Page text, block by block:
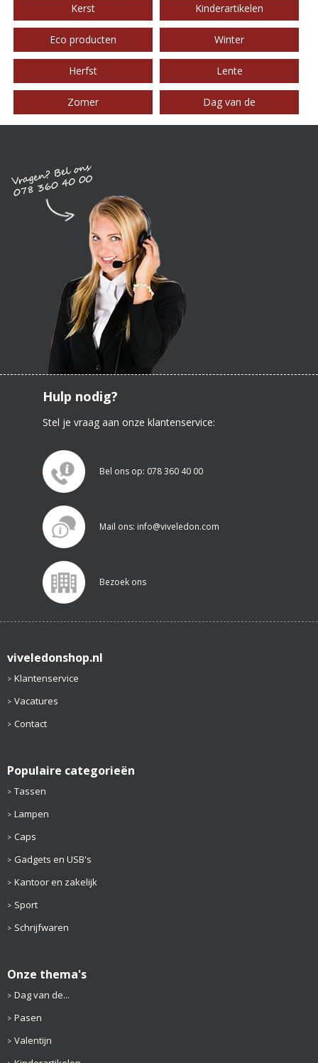
Kerst Kinderartikelen
Eco producten Winter
Herfst Lente
Zomer Dag van de
Hulp nodig?
Stel je vraag aan onze klantenservice:
Bel ons op: 078 360 40 00
Mail ons: info@viveledon.com
Bezoek ons
viveledonshop.nl
Klantenservice
Vacatures
Contact
Populaire categorieën
Tassen
Lampen
Caps
Gadgets en USB's
Kantoor en zakelijk
Sport
Schrijfwaren
Onze thema's
Dag van de...
Pasen
Valentijn